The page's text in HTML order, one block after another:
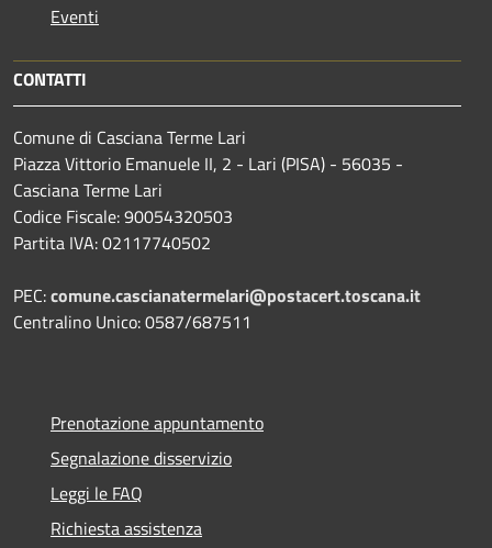
Eventi
CONTATTI
Comune di Casciana Terme Lari
Piazza Vittorio Emanuele II, 2 - Lari (PISA) - 56035 -
Casciana Terme Lari
Codice Fiscale: 90054320503
Partita IVA: 02117740502
PEC:comune.cascianatermelari@postacert.toscana.it
Centralino Unico: 0587/687511
Prenotazione appuntamento
Segnalazione disservizio
Leggi le FAQ
Richiesta assistenza